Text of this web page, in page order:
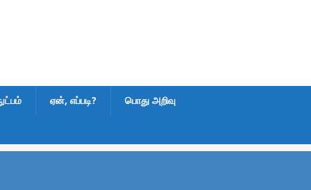
ஏன், எப்படி? பொது அறிவு